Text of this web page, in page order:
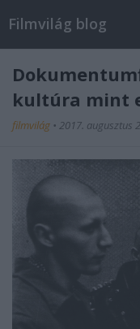
Filmvilág blog
kultúra mint
filmvilág • 2017. augusztus